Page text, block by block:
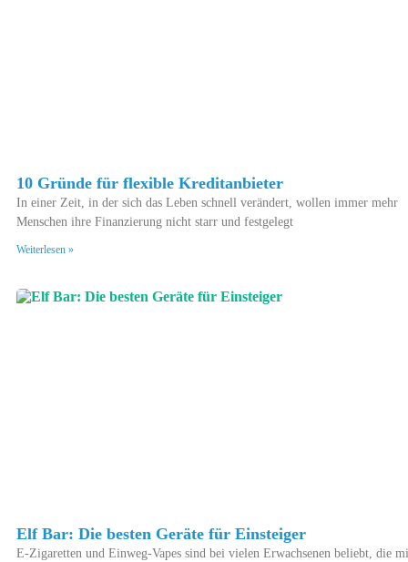
10 Gründe für flexible Kreditanbieter
In einer Zeit, in der sich das Leben schnell verändert, wollen immer mehr
Menschen ihre Finanzierung nicht starr und festgelegt
Weiterlesen »
Elf Bar: Die besten Geräte für Einsteiger
E-Zigaretten und Einweg-Vapes sind bei vielen Erwachsenen beliebt, die